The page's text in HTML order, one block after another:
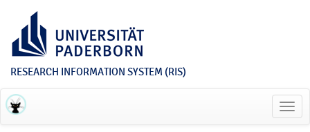
RESEARCH INFORMATION SYSTEM (RIS)